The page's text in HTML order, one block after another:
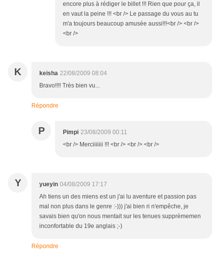
encore plus à rédiger le billet !!! Rien que pour ça, il
en vaut la peine !!! <br /> Le passage du vous au tu
m'a toujours beaucoup amusée aussi!!!<br /> <br />
<br />
K keisha 22/08/2009 08:04
Bravo!!!! Très bien vu...
Répondre
P Pimpi 23/08/2009 00:11
<br /> Merciiiiiii !!! <br /> <br /> <br />
Y yueyin 04/08/2009 17:17
Ah tiens un des miens est un j'ai lu aventure et passion pas
mal non plus dans le genre :-))) j'ai bien ri n'empêche, je
savais bien qu'on nous mentait sur les tenues supprèmemen
inconfortable du 19e anglais ;-)
Répondre